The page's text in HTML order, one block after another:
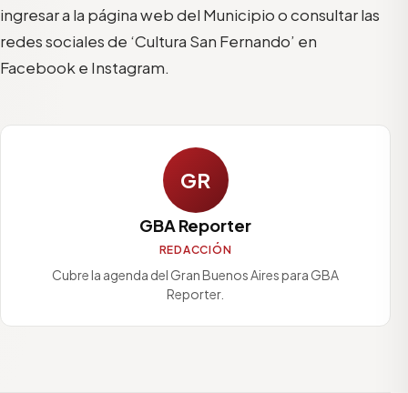
ingresar a la página web del Municipio o consultar las
redes sociales de ‘Cultura San Fernando’ en
Facebook e Instagram.
GR
GBA Reporter
REDACCIÓN
Cubre la agenda del Gran Buenos Aires para GBA
Reporter.